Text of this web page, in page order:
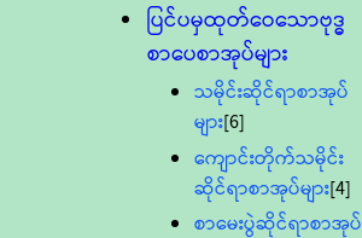
ပြင်ပမှထုတ်ဝေသောဗုဒ္ဓ
စာပေစာအုပ်များ
သမိုင်းဆိုင်ရာစာအုပ်
များ[6]
ကျောင်းတိုက်သမိုင်း
ဆိုင်ရာစာအုပ်များ[4]
စာမေးပွဲဆိုင်ရာစာအုပ်